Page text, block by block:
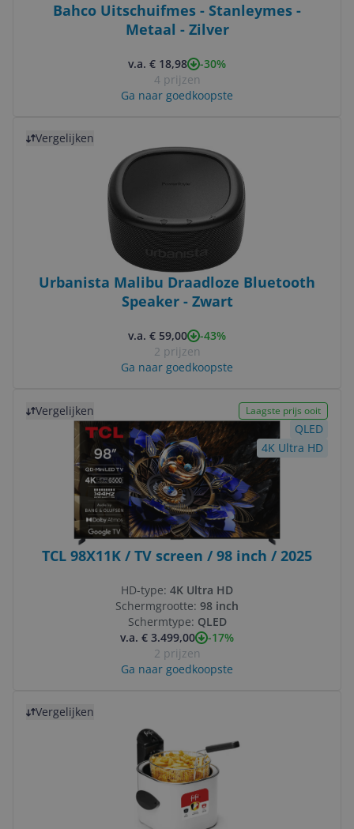
Bahco Uitschuifmes - Stanleymes -
Metaal - Zilver
v.a. € 18,98
-30%
4 prijzen
Ga naar goedkoopste
Vergelijken
Urbanista Malibu Draadloze Bluetooth
Speaker - Zwart
v.a. € 59,00
-43%
2 prijzen
Ga naar goedkoopste
Vergelijken Laagste prijs ooit
QLED
4K Ultra HD
TCL 98X11K / TV screen / 98 inch / 2025
HD-type: 4K Ultra HD
Schermgrootte: 98 inch
Schermtype: QLED
v.a. € 3.499,00
-17%
2 prijzen
Ga naar goedkoopste
Vergelijken